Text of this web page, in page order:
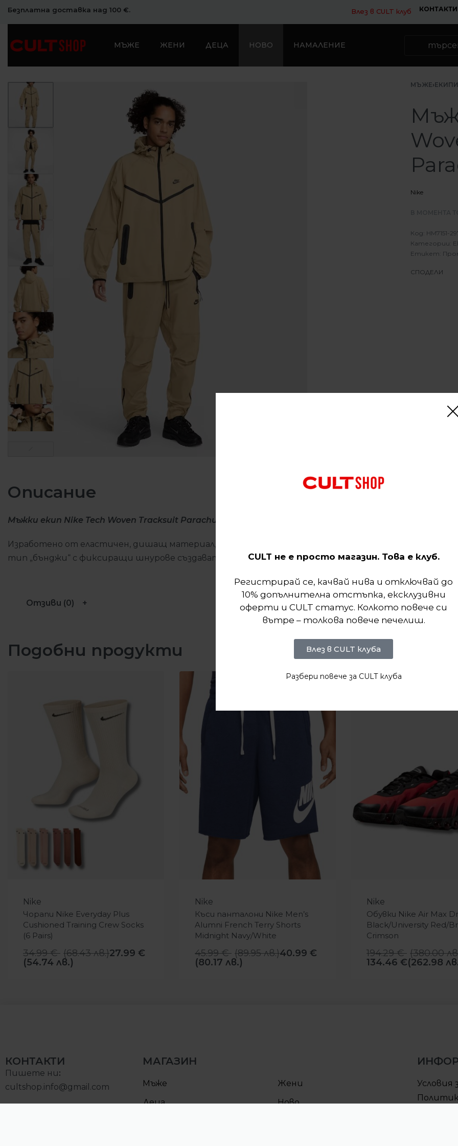
Безплатна доставка над 100 €. Влез в CULT клуб КОНТАКТИ
МЪЖЕ ЖЕНИ ДЕЦА НОВО НАМАЛЕНИЕ
МЪЖЕ›ЕКИПИ
Nike
HM7151-
Категории:
Етикет:
СПОДЕЛИ
Описание
Мъжки екип Nike Tech Woven Tracksuit Parachute Beige
Изработено от еластичен, дишащ материал, екипът Nike Tech Woven ви предлага свобода на
тип „бънджи“ с фиксиращи шнурове създават персонализирано прилягане в подгъва и качулката.
Отзиви (0)
Подобни продукти
Nike
Чорапи Nike Everyday Plus
Cushioned Training Crew Socks
(6 Pairs)
34.99€ (68.43лв.)27.99€
(54.74 лв.)
Nike
Къси панталони Nike Men’s
Alumni French Terry Shorts
Midnight Navy/White
45.99€ (89.95лв.)40.99€
(80.17 лв.)
Nike
Обувки Nike Air Max
Black/University Red/
Crimson
194.29€ (380.00
134.46 €(262.98
КОНТАКТИ
Пишете ни:
cultshop.info@gmail.com
МАГАЗИН
Мъже
Жени
Деца
Ново
Условия
CULT не е просто магазин. Това е клуб.
Регистрирай се, качвай нива и отключвай до
10% допълнителна отстъпка, ексклузивни
оферти и CULT статус. Колкото повече си
вътре – толкова повече печелиш.
Влез в CULT клуба
Разбери повече за CULT клуба